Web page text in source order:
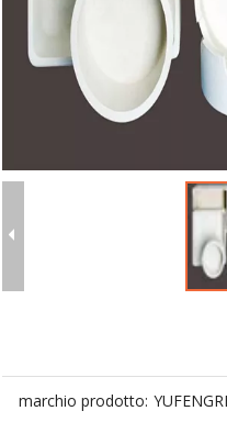
marchio prodotto: